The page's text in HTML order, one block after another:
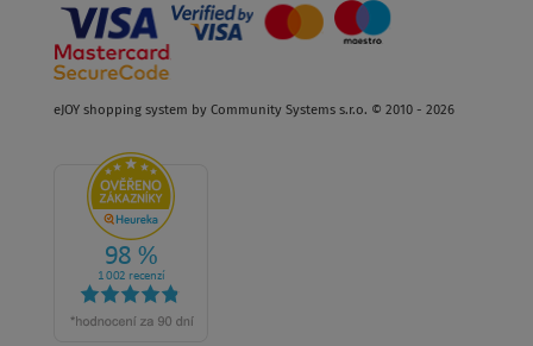
eJOY shopping system by Community Systems s.r.o. © 2010 - 2026